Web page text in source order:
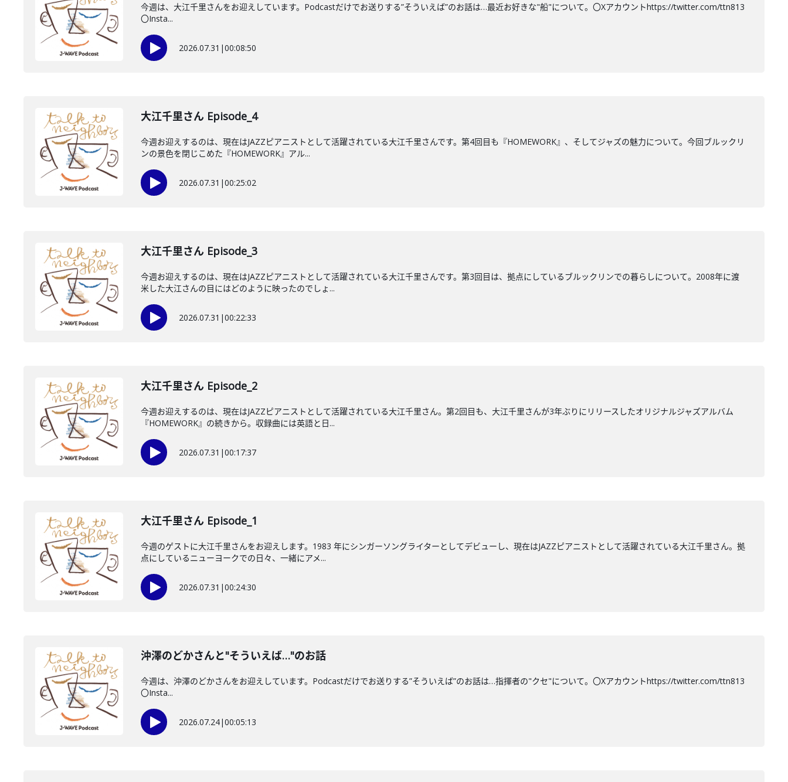
今週は、大江千里さんをお迎えしています。Podcastだけでお送りする”そういえば”のお話は…最近お好きな"船"について。〇Xアカウントhttps://twitter.com/ttn813
〇Insta...
2026.07.31 |00:08:50
大江千里さん Episode_4
今週お迎えするのは、現在はJAZZピアニストとして活躍されている大江千里さんです。第4回目も『HOMEWORK』、そしてジャズの魅力について。今回ブルックリ
ンの景色を閉じこめた『HOMEWORK』アル...
2026.07.31 |00:25:02
大江千里さん Episode_3
今週お迎えするのは、現在はJAZZピアニストとして活躍されている大江千里さんです。第3回目は、拠点にしているブルックリンでの暮らしについて。2008年に渡
米した大江さんの目にはどのように映ったのでしょ...
2026.07.31 |00:22:33
大江千里さん Episode_2
今週お迎えするのは、現在はJAZZピアニストとして活躍されている大江千里さん。第2回目も、大江千里さんが3年ぶりにリリースしたオリジナルジャズアルバム
『HOMEWORK』の続きから。収録曲には英語と日...
2026.07.31 |00:17:37
大江千里さん Episode_1
今週のゲストに大江千里さんをお迎えします。1983 年にシンガーソングライターとしてデビューし、現在はJAZZピアニストとして活躍されている大江千里さん。拠
点にしているニューヨークでの日々、一緒にアメ...
2026.07.31 |00:24:30
沖澤のどかさんと"そういえば…"のお話
今週は、沖澤のどかさんをお迎えしています。Podcastだけでお送りする”そういえば”のお話は…指揮者の"クセ"について。〇Xアカウントhttps://twitter.com/ttn813
〇Insta...
2026.07.24|00:05:13